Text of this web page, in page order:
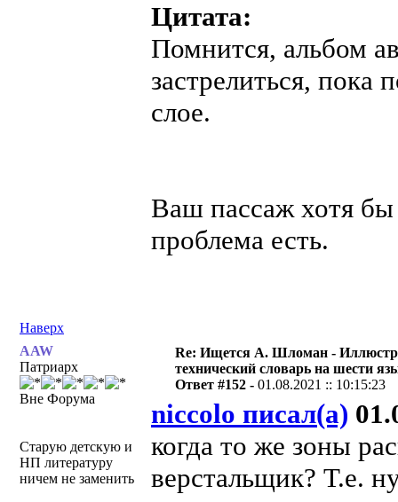
Цитата:
Помнится, альбом
застрелиться, пока
слое.
Ваш пассаж хотя бы
проблема есть.
Наверх
AAW
Патриарх
Вне Форума
Старую детскую и
НП литературу
ничем не заменить
Re: Ищется А. Шломан -
технический словарь на шести
Ответ #152 -01.08.2021 :: 10:15:23
niccolo писал(а)
когда то же зоны
верстальщик? Т.е.